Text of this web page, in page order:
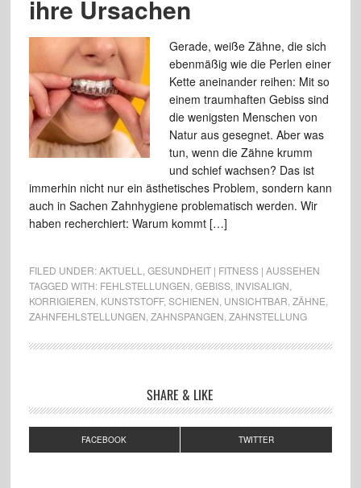
ihre Ursachen
Gerade, weiße Zähne, die sich
ebenmäßig wie die Perlen einer
Kette aneinander reihen: Mit so
einem traumhaften Gebiss sind
die wenigsten Menschen von
Natur aus gesegnet. Aber was
tun, wenn die Zähne krumm
und schief wachsen? Das ist
immerhin nicht nur ein ästhetisches Problem, sondern kann
auch in Sachen Zahnhygiene problematisch werden. Wir
haben recherchiert: Warum kommt […]
FILED UNDER:AKTUELL
GESUNDHEIT | FITNESS | AUSSEHEN
TAGGED WITH: FEHLSTELLUNGEN GEBISS, INVISALIGN
KORRIGIEREN KUNSTSTOFF, SCHIENEN UNSICHTBAR ZÄHNE
ZAHNFEHLSTELLUNGEN ZAHNSPANGEN ZAHNSTELLUNG
SHARE & LIKE
FACEBOOK TWITTER